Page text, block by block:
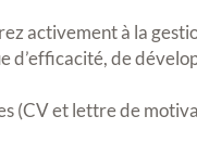
activement à la
d’efficacité, de
(CV et lettre de